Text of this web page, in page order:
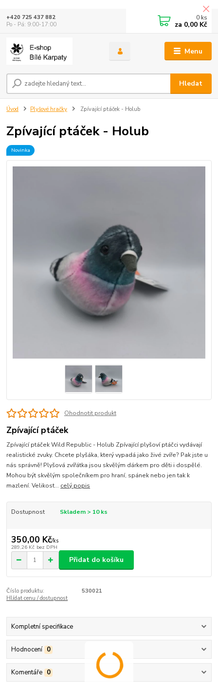
Menu
Hledat
+420 725 437 882
Po - Pá: 9:00-17:00
0 ks
za 0,00 Kč
Úvod Plyšové hračky Zpívající ptáček - Holub
Zpívající ptáček - Holub
Novinka
Ohodnotit produkt
Zpívající ptáček
Zpívající ptáček Wild Republic - Holub Zpívající plyšoví ptáčci vydávají
realistické zvuky. Chcete plyšáka, který vypadá jako živé zvíře? Pak jste u
nás správně! Plyšová zvířátka jsou skvělým dárkem pro děti i dospělé.
Mohou být skvělým společníkem pro hraní, spánek nebo jen tak k
mazlení. Velikost... celý popis
Dostupnost Skladem > 10 ks
350,00 Kč/ks
289,26 Kč bez DPH
Přidat do košíku
Číslo produktu:
530021
Hlídat cenu / dostupnost
Kompletní specifikace
Hodnocení 0
Komentáře 0